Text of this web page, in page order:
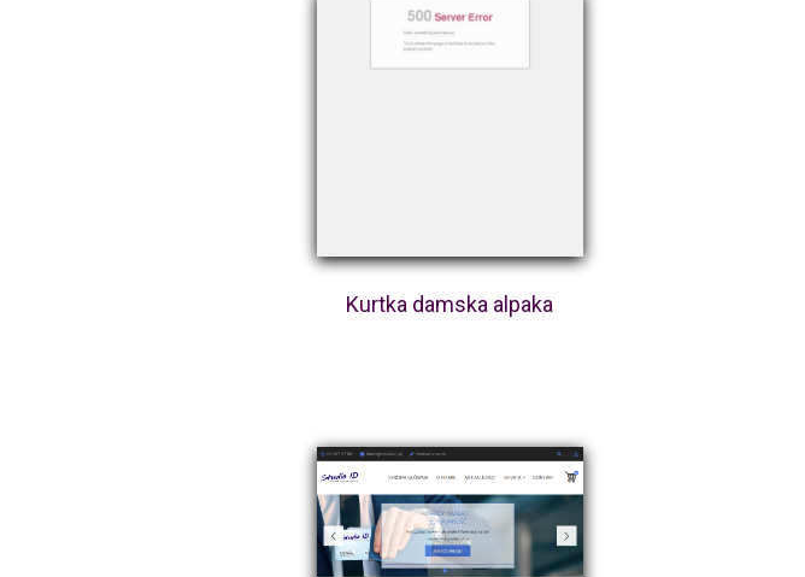
Kurtka damska alpaka